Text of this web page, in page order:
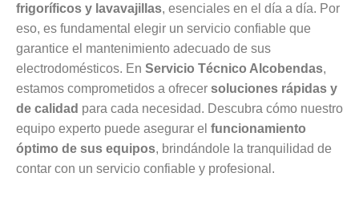
frigoríficos y lavavajillas, esenciales en el día a día. Por
eso, es fundamental elegir un servicio confiable que
garantice el mantenimiento adecuado de sus
electrodomésticos. En Servicio Técnico Alcobendas,
estamos comprometidos a ofrecer soluciones rápidas y
de calidad para cada necesidad. Descubra cómo nuestro
equipo experto puede asegurar el funcionamiento
óptimo de sus equipos, brindándole la tranquilidad de
contar con un servicio confiable y profesional.